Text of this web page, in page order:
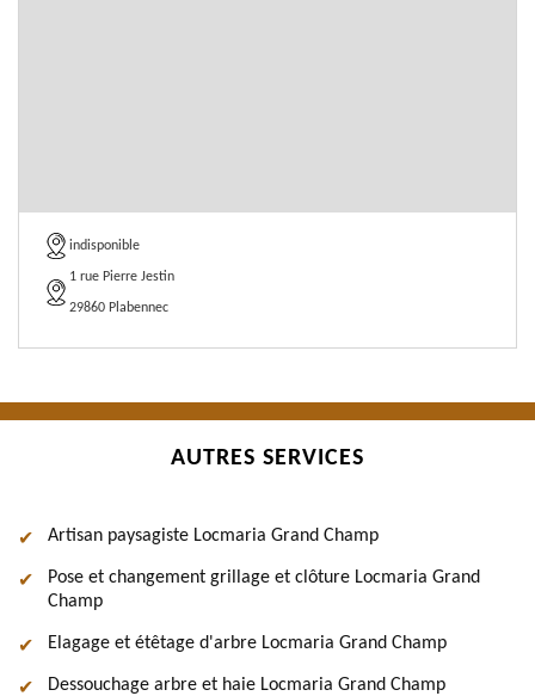
indisponible
1 rue Pierre Jestin
29860 Plabennec
AUTRES SERVICES
Artisan paysagiste Locmaria Grand Champ
Pose et changement grillage et clôture Locmaria Grand
Champ
Elagage et étêtage d'arbre Locmaria Grand Champ
Dessouchage arbre et haie Locmaria Grand Champ